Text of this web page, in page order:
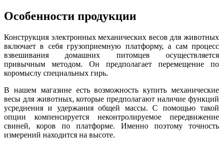
Особенности продукции
Конструкция электронных механических весов для животных
включает в себя грузоприемную платформу, а сам процесс
взвешивания домашних питомцев осуществляется
привычным методом. Он предполагает перемещение по
коромыслу специальных гирь.
В нашем магазине есть возможность купить механические
весы для животных, которые предполагают наличие функций
усреднения и удержания общей массы. С помощью такой
опции компенсируется неконтролируемое передвижение
свиней, коров по платформе. Именно поэтому точность
измерений находится на высоте.